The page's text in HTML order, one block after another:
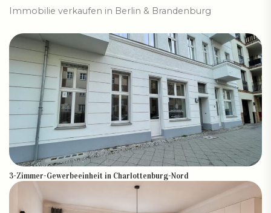
Immobilie verkaufen in Berlin & Brandenburg
3-Zimmer-Gewerbeeinheit in Charlottenburg-Nord